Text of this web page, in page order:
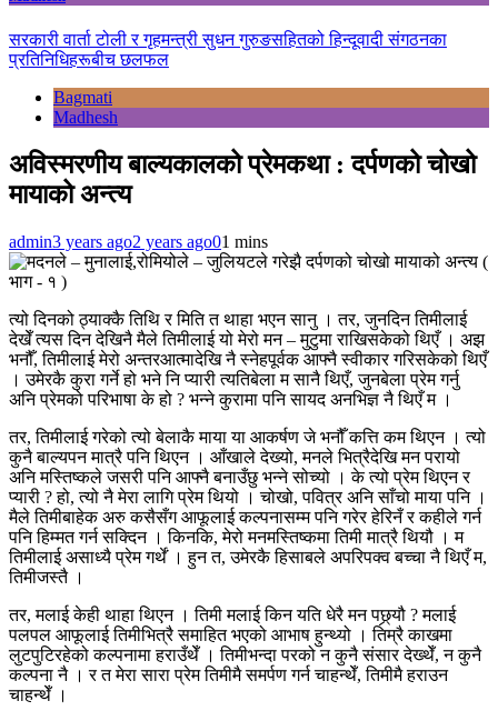
सरकारी वार्ता टोली र गृहमन्त्री सुधन गुरुङसहितको हिन्दूवादी संगठनका
प्रतिनिधिहरूबीच छलफल
Bagmati
Madhesh
अविस्मरणीय बाल्यकालको प्रेमकथा : दर्पणको चोखो
मायाको अन्त्य
admin3 years ago2 years ago01 mins
त्यो दिनको ठ्याक्कै तिथि र मिति त थाहा भएन सानु । तर, जुनदिन तिमीलाई
देखेँ त्यस दिन देखिनै मैले तिमीलाई यो मेरो मन – मुटुमा राखिसकेको थिएँ । अझ
भनौँ, तिमीलाई मेरो अन्तरआत्मादेखि नै स्नेहपूर्वक आफ्नै स्वीकार गरिसकेको थिएँ
। उमेरकै कुरा गर्ने हो भने नि प्यारी त्यतिबेला म सानै थिएँ, जुनबेला प्रेम गर्नु
अनि प्रेमको परिभाषा के हो ? भन्ने कुरामा पनि सायद अनभिज्ञ नै थिएँ म ।
तर, तिमीलाई गरेको त्यो बेलाकै माया या आकर्षण जे भनौँ कत्ति कम थिएन । त्यो
कुनै बाल्यपन मात्रै पनि थिएन । आँखाले देख्यो, मनले भित्रैदेखि मन परायो
अनि मस्तिष्कले जसरी पनि आफ्नै बनाउँछु भन्ने सोच्यो । के त्यो प्रेम थिएन र
प्यारी ? हो, त्यो नै मेरा लागि प्रेम थियो । चोखो, पवित्र अनि साँचो माया पनि ।
मैले तिमीबाहेक अरु कसैसँग आफूलाई कल्पनासम्म पनि गरेर हेरिनँ र कहीले गर्न
पनि हिम्मत गर्न सक्दिन । किनकि, मेरो मनमस्तिष्कमा तिमी मात्रै थियौ । म
तिमीलाई असाध्यै प्रेम गर्थें । हुन त, उमेरकै हिसाबले अपरिपक्व बच्चा नै थिएँ म,
तिमीजस्तै ।
तर, मलाई केही थाहा थिएन । तिमी मलाई किन यति धेरै मन पछ्र्यौ ? मलाई
पलपल आफूलाई तिमीभित्रै समाहित भएको आभाष हुन्थ्यो । तिम्रै काखमा
लुटपुटिरहेको कल्पनामा हराउँथेँ । तिमीभन्दा परको न कुनै संसार देख्थेँ, न कुनै
कल्पना नै । र त मेरा सारा प्रेम तिमीमै समर्पण गर्न चाहन्थेँ, तिमीमै हराउन
चाहन्थेँ ।